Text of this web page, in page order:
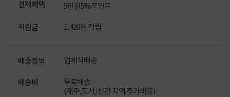
결제혜택 5만원5%포인트
적립금 1,420원 적립
배송정보 업체직배송
배송비
무료배송
(제주,도서/산간 지역 추가비용)